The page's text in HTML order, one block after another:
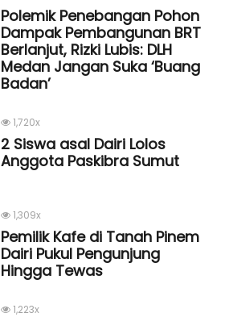
Polemik Penebangan Pohon
Dampak Pembangunan BRT
Berlanjut, Rizki Lubis: DLH
Medan Jangan Suka ‘Buang
Badan’
1,720x
2 Siswa asal Dairi Lolos
Anggota Paskibra Sumut
1,309x
Pemilik Kafe di Tanah Pinem
Dairi Pukul Pengunjung
Hingga Tewas
1,223x